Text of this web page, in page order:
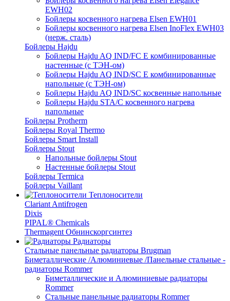
EWH02
Бойлеры косвенного нагрева Elsen EWH01
Бойлеры косвенного нагрева Elsen InoFlex EWH03
(нерж. сталь)
Бойлеры Hajdu
Бойлеры Hajdu AQ IND/FC E комбинированные
настенные (с ТЭН-ом)
Бойлеры Hajdu AQ IND/SC E комбинированные
напольные (с ТЭН-ом)
Бойлеры Hajdu AQ IND/SC косвенные напольные
Бойлеры Hajdu STA/C косвенного нагрева
напольные
Бойлеры Protherm
Бойлеры Royal Thermo
Бойлеры Smart Install
Бойлеры Stout
Напольные бойлеры Stout
Настенные бойлеры Stout
Бойлеры Termica
Бойлеры Vaillant
Теплоносители
Clariant Antifrogen
Dixis
PIPAL® Chemicals
Thermagent Обнинскоргсинтез
Радиаторы
Стальные панельные радиаторы Brugman
Биметаллические /Алюминиевые /Панельные стальные -
радиаторы Rommer
Биметаллические и Алюминиевые радиаторы
Rommer
Стальные панельные радиаторы Rommer